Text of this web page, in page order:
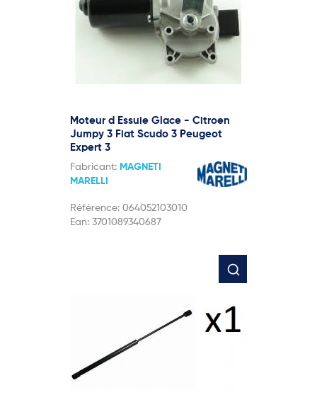
Moteur d Essuie Glace - Citroen
Jumpy 3 Fiat Scudo 3 Peugeot
Expert 3
Fabricant: MAGNETI
MARELLI
Référence: 064052103010
Ean: 3701089340687